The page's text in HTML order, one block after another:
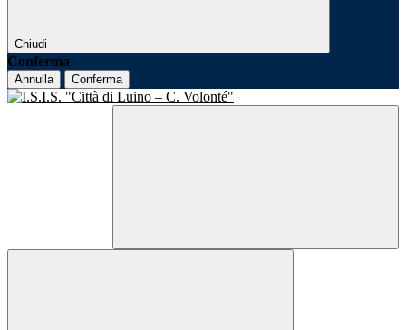
Chiudi
Conferma
Annulla Conferma